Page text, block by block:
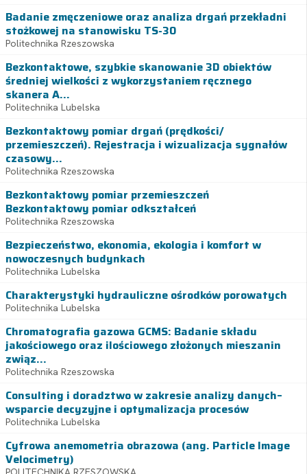
Badanie zmęczeniowe oraz analiza drgań przekładni
stożkowej na stanowisku TS-30
Politechnika Rzeszowska
Bezkontaktowe, szybkie skanowanie 3D obiektów
średniej wielkości z wykorzystaniem ręcznego
skanera A...
Politechnika Lubelska
Bezkontaktowy pomiar drgań (prędkości/
przemieszczeń). Rejestracja i wizualizacja sygnałów
czasowy...
Politechnika Rzeszowska
Bezkontaktowy pomiar przemieszczeń
Bezkontaktowy pomiar odkształceń
Politechnika Rzeszowska
Bezpieczeństwo, ekonomia, ekologia i komfort w
nowoczesnych budynkach
Politechnika Lubelska
Charakterystyki hydrauliczne ośrodków porowatych
Politechnika Lubelska
Chromatografia gazowa GCMS: Badanie składu
jakościowego oraz ilościowego złożonych mieszanin
związ...
Politechnika Rzeszowska
Consulting i doradztwo w zakresie analizy danych–
wsparcie decyzyjne i optymalizacja procesów
Politechnika Lubelska
Cyfrowa anemometria obrazowa (ang. Particle Image
Velocimetry)